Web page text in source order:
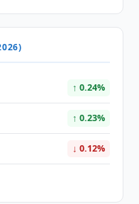
↑ 0.24%
↑ 0.23%
↓ 0.12%